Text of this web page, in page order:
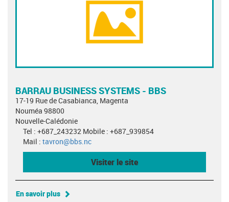
BARRAU BUSINESS SYSTEMS - BBS
17-19 Rue de Casabianca, Magenta
Nouméa 98800
Nouvelle-Calédonie
Tel : +687_243232 Mobile : +687_939854
Mail : tavron@bbs.nc
Visiter le site
En savoir plus